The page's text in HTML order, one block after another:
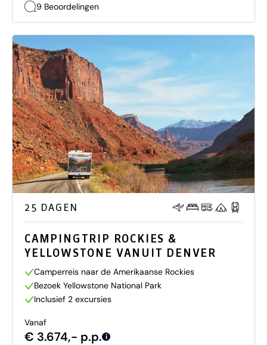
9 Beoordelingen
25 DAGEN
CAMPINGTRIP ROCKIES &
YELLOWSTONE VANUIT DENVER
Camperreis naar de Amerikaanse Rockies
Bezoek Yellowstone National Park
Inclusief 2 excursies
Vanaf
€ 3.674,- p.p. i